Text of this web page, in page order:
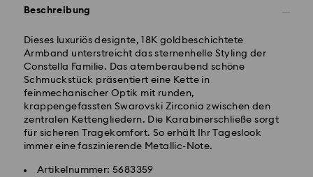
Beschreibung
Dieses luxuriös designte, 18K goldbeschichtete
Armband unterstreicht das sternenhelle Styling der
Constella Familie. Das atemberaubend schöne
Schmuckstück präsentiert eine Kette in
feinmechanischer Optik mit runden,
krappengefassten Swarovski Zirconia zwischen den
zentralen Kettengliedern. Die Karabinerschließe sorgt
für sicheren Tragekomfort. So erhält Ihr Tageslook
immer eine faszinierende Metallic-Note.
Artikelnummer: 5683359